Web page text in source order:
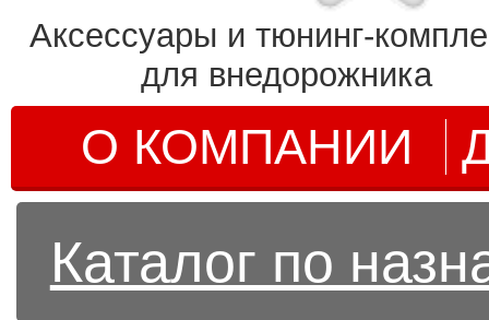
Аксессуары и тюнинг-
для внедорожника
О КОМПАНИИ
Каталог по